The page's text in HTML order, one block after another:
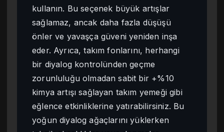
kullanın. Bu seçenek büyük artışlar
sağlamaz, ancak daha fazla düşüşü
önler ve yavaşça güveni yeniden inşa
eder. Ayrıca, takım fonlarını, herhangi
bir diyalog kontrolünden geçme
zorunluluğu olmadan sabit bir +%10
kimya artışı sağlayan takım yemeği gibi
eğlence etkinliklerine yatırabilirsiniz. Bu
yoğun diyalog ağaçlarını yüklerken